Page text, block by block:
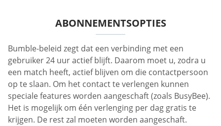
ABONNEMENTSOPTIES
Bumble-beleid zegt dat een verbinding met een
gebruiker 24 uur actief blijft. Daarom moet u, zodra u
een match heeft, actief blijven om die contactpersoon
op te slaan. Om het contact te verlengen kunnen
speciale features worden aangeschaft (zoals BusyBee).
Het is mogelijk om één verlenging per dag gratis te
krijgen. De rest zal moeten worden aangeschaft.